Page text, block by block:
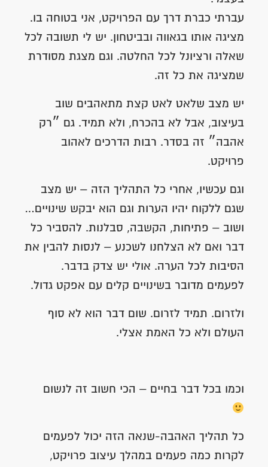
עברתי כברת דרך עם הפרויקט, אני בטוחה בו.
מציגה אותו בגאווה ובביטחון. יש לי תשובה לכל
שאלה ורציונל לכל החלטה. וגם מצגת מסודרת
שמציגה את כל זה.
יש מצב שלאט לאט קצת מתאהבים שוב
בעיצוב, אבל לא בהכרח, ולא תמיד. גם ״רק
אהבה״ זה בסדר. רבות הדרכים לאהוב
פרויקט.
וגם עכשיו, אחרי כל התהליך הזה – יש מצב
שגם ללקוח יהיו הערות וגם הוא יבקש שינויים…
ושוב – פתיחות, הקשבה, סבלנות. להסביר כל
דבר ואם לא הצלחנו לשכנע – לנסות להבין את
הסיבות לכל הערה. אולי יש צדק בדבר.
לפעמים מדובר בשינויים קלים עם אפקט גדול.
ולזרום. תמיד לזרום. שום דבר הוא לא סוף
העולם ולא כל האמת אצלי.
וכמו בכל דבר בחיים – הכי חשוב זה לנשום
כל תהליך האהבה-שנאה הזה יכול לפעמים
לקרות כמה פעמים במהלך עיצוב פרויקט,